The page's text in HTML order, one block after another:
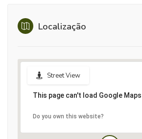
Localização
This page can't load Google
Do you own this website?
Street View